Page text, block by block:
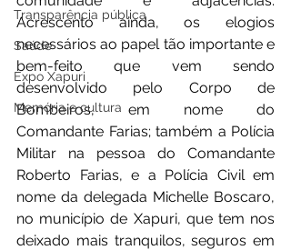
Transparência pública
Saúde
Expo Xapuri
Memória e cultura
Acrescento ainda, os elogios
necessários ao papel tão importante e
bem-feito que vem sendo
desenvolvido pelo Corpo de
Bombeiros, em nome do
Comandante Farias; também a Polícia
Militar na pessoa do Comandante
Roberto Farias, e a Polícia Civil em
nome da delegada Michelle Boscaro,
no município de Xapuri, que tem nos
deixado mais tranquilos, seguros em